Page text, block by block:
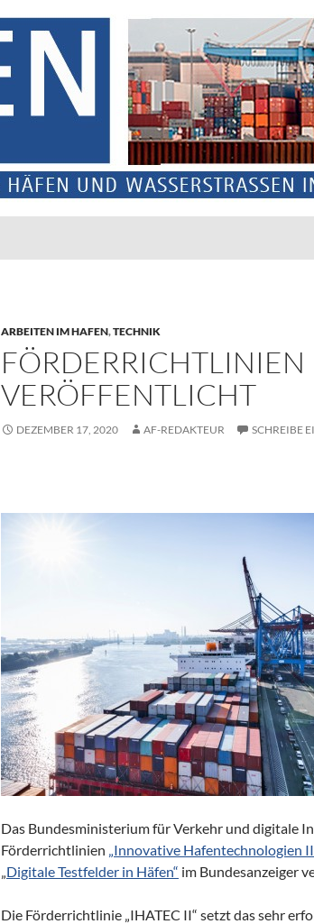
ARBEITEN IM HAFEN,TECHNIK
FÖRDERRICHTLINIEN
VERÖFFENTLICHT
DEZEMBER 17, 2020 AF-REDAKTEUR SCHREIBE
Das Bundesministerium für Verkehr und digitale
Förderrichtlinien „Innovative Hafentechnologien
„Digitale Testfelder in Häfen“ im Bundesanzeiger
Die Förderrichtlinie „IHATEC II“ setzt das sehr